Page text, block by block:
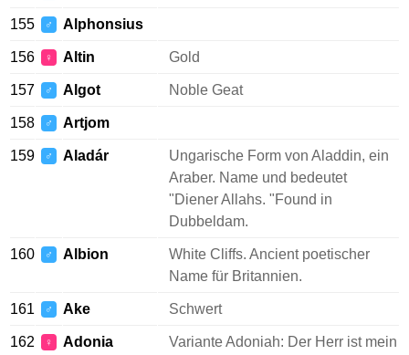
155 ♂ Alphonsius
156 ♀ Altin Gold
157 ♂ Algot Noble Geat
158 ♂ Artjom
159 ♂ Aladár
Ungarische Form von Aladdin, ein
Araber. Name und bedeutet
"Diener Allahs. "Found in
Dubbeldam.
160 ♂ Albion
White Cliffs. Ancient poetischer
Name für Britannien.
161 ♂ Ake Schwert
162 ♀ Adonia
Variante Adoniah: Der Herr ist mein